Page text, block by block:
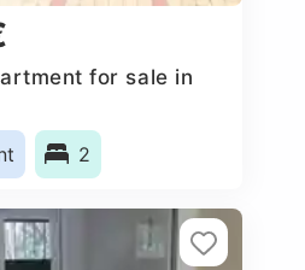
for sale in
2